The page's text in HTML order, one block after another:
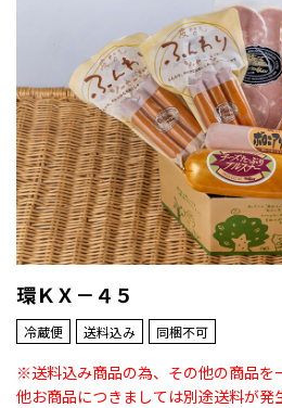
環ＫＸ－４５
冷蔵便 送料込み 同梱不可
※送料込み商品の為、その他の商品を
他お商品につきましては別途送料が発